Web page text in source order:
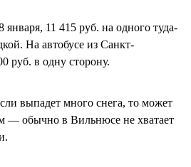
11 415 руб. на одного туда-
На автобусе из Санкт-
руб. в одну сторону.
выпадет много снега, то может
— обычно в Вильнюсе не хватает